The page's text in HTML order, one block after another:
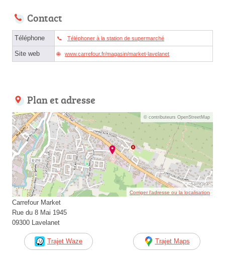
Contact
Téléphone Téléphoner à la station de supermarché
Site web www.carrefour.fr/magasin/market-lavelanet
Plan et adresse
© contributeurs OpenStreetMap
Corriger l’adresse ou la localisation
Carrefour Market
Rue du 8 Mai 1945
09300 Lavelanet
Trajet Waze Trajet Maps